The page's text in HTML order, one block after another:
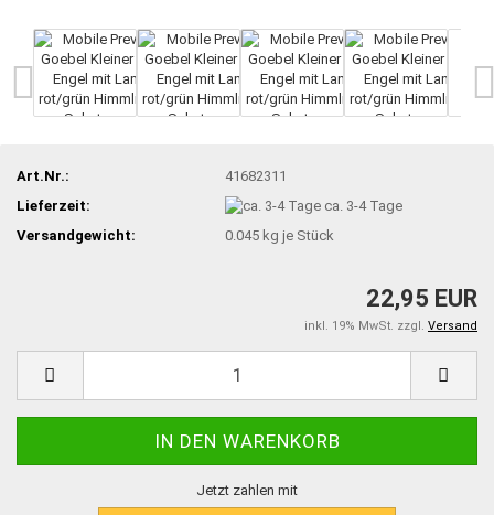
Art.Nr.:
41682311
Lieferzeit:
ca. 3-4 Tage
Versandgewicht:
0.045 kg je Stück
22,95 EUR
inkl. 19% MwSt. zzgl. Versand
Jetzt zahlen mit